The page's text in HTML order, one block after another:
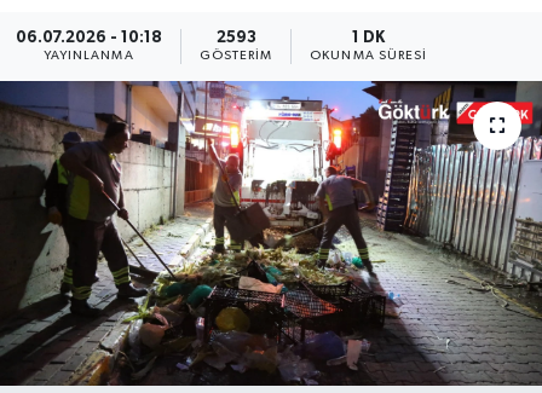
06.07.2026 - 10:18
YAYINLANMA
2593
GÖSTERIM
1 DK
OKUNMA SÜRESI
KEMERBURGAZ
KÜLTÜR - SANAT
MAGAZİN
ÖZEL HABER
SAĞLIK